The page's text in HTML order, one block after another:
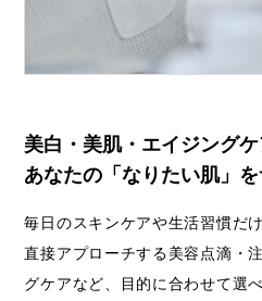
美白・美肌・エイジング
あなたの「なりたい肌」を
毎日のスキンケアや生活習慣だ
直接アプローチする美容点滴・
グケアなど、目的に合わせて選